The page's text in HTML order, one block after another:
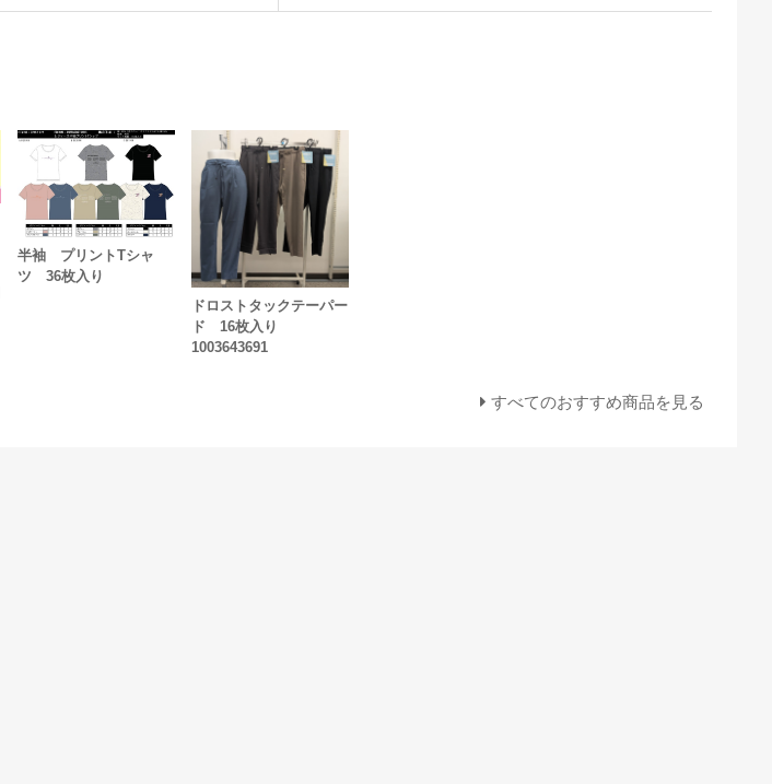
半袖 プリントTシャ
ツ 36枚入り
ドロストタックテーパー
ド 16枚入り
1003643691
すべてのおすすめ商品を見る